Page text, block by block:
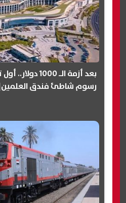
بعد أزمة الـ
رسوم شاطئ فندق